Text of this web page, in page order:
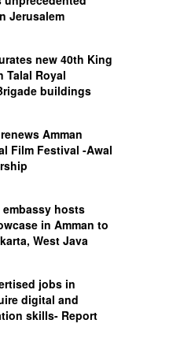
Jerusalem
new 40th King
Talal Royal
buildings
Amman
Film Festival -Awal
hosts
in Amman to
West Java
jobs in
digital and
skills- Report